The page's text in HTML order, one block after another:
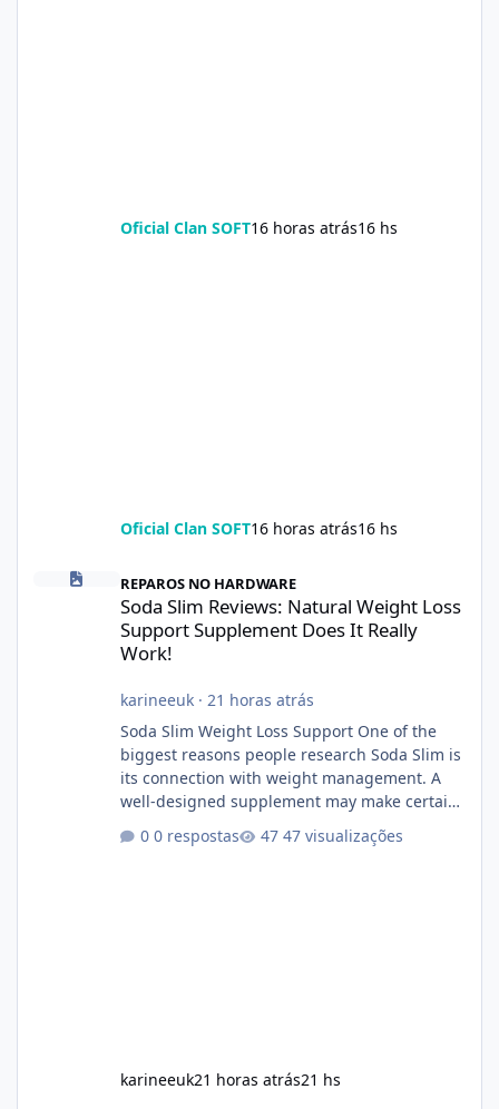
Oficial Clan SOFT16 horas atrás16 hs
Oficial Clan SOFT16 horas atrás16 hs
REPAROS NO HARDWARE
Soda Slim Reviews: Natural Weight Loss
Support Supplement Does It Really
Work!
karineeuk· 21 horas atrás
Soda Slim Weight Loss Support One of the
biggest reasons people research Soda Slim is
its connection with weight management. A
well-designed supplement may make certain
maintain, depending on its ingredients and
0 respostas 47 visualizações
karineeuk21 horas atrás21 hs